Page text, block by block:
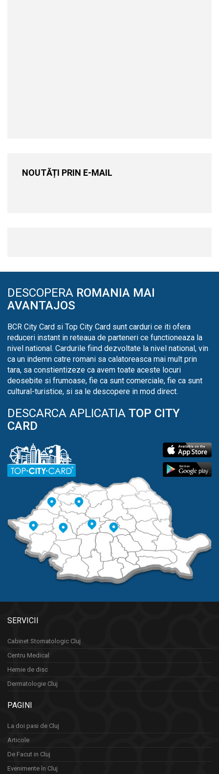
NOUTĂȚI PRIN E-MAIL
DESCOPERA ROMANIA MAI
AVANTAJOS
BCR City Card si Top City Card sunt carduri ce iti ofera
reduceri instant in reteaua de parteneri ce functioneaza la
nivel national. Cardurile fiind dezvoltate la nivel national, vin
ca un indemn catre romani sa calatoreasca mai mult prin
tara, sa constientizeze ca avem toate aceste locuri
deosebite si frumoase, fie ca sunt comerciale, fie ca sunt
cultural-turistice, si sa le descopere in mod direct.
DESCARCA APLICATIA TOP CITY
CARD
SERVICII
Cabinet Stomatologic Cluj
Centru Medical
Hernie de disc
Dermatologie Cluj
PAGINI
La doi pasi de Cluj
Articole
De Facut in Cluj
Evenimente în Cluj